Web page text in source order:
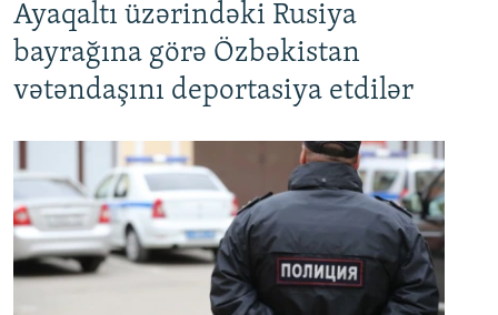
Ayaqaltı üzərindəki Rusiya
bayrağına görə Özbəkistan
vətəndaşını deportasiya etdilər